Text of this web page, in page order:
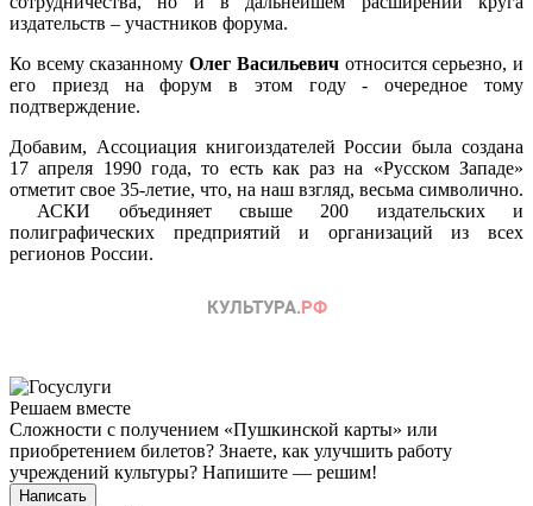
издательств – участников форума.
Ко всему сказанномуОлег Васильевичотносится серьезно, и
его приезд на форум в этом году - очередное тому
подтверждение.
Добавим, Ассоциация книгоиздателей России была создана
17 апреля 1990 года, то есть как раз на «Русском Западе»
отметит свое 35-летие, что, на наш взгляд, весьма символично.
АСКИ объединяет свыше 200 издательских и
полиграфических предприятий и организаций из всех
регионов России.
Решаем вместе
Сложности с получением «Пушкинской карты» или
приобретением билетов? Знаете, как улучшить работу
учреждений культуры? Напишите — решим!
Написать